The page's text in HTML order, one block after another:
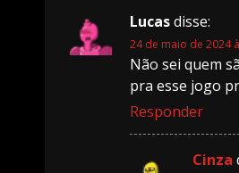
Lucasdisse:
24 de maio de 2024
Não sei quem
pra esse jogo
Responder
Cinza